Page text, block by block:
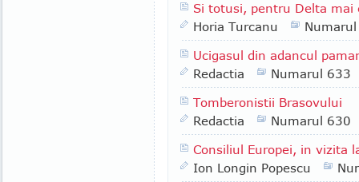
Si totusi, pentru Delta mai
Horia Turcanu
Ucigasul din adancul
Redactia
Numarul 633
Tomberonistii Brasovului
Redactia
Numarul 630
Consiliul Europei, in vizita
Ion Longin Popescu